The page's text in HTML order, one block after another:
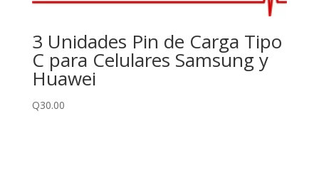
3 Unidades Pin de Carga Tipo
C para Celulares Samsung y
Huawei
Q30.00